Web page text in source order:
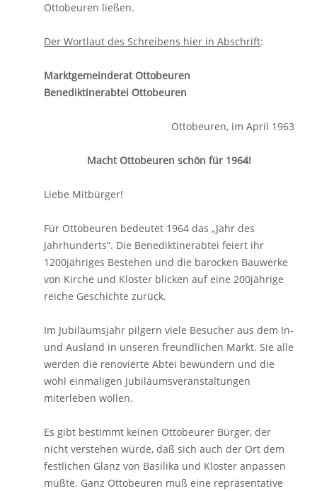
Ottobeuren ließen.
Der Wortlaut des Schreibens hier in Abschrift:
Marktgemeinderat Ottobeuren
Benediktinerabtei Ottobeuren
Ottobeuren, im April 1963
Macht Ottobeuren schön für 1964!
Liebe Mitbürger!
Für Ottobeuren bedeutet 1964 das „Jahr des
Jahrhunderts“. Die Benediktinerabtei feiert ihr
1200jähriges Bestehen und die barocken Bauwerke
von Kirche und Kloster blicken auf eine 200jährige
reiche Geschichte zurück.
Im Jubiläumsjahr pilgern viele Besucher aus dem In-
und Ausland in unseren freundlichen Markt. Sie alle
werden die renovierte Abtei bewundern und die
wohl einmaligen Jubiläumsveranstaltungen
miterleben wollen.
Es gibt bestimmt keinen Ottobeurer Bürger, der
nicht verstehen würde, daß sich auch der Ort dem
festlichen Glanz von Basilika und Kloster anpassen
müßte. Ganz Ottobeuren muß eine repräsentative